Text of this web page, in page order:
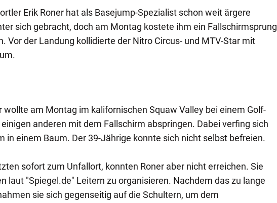
Erik Roner hat als Basejump-Spezialist schon weit ärgere
sich gebracht, doch am Montag kostete ihm ein Fallschirmsprung
Vor der Landung kollidierte der Nitro Circus- und MTV-Star mit
wollte am Montag im kalifornischen Squaw Valley bei einem Golf-
anderen mit dem Fallschirm abspringen. Dabei verfing sich
in einem Baum. Der 39-Jährige konnte sich nicht selbst befreien.
sofort zum Unfallort, konnten Roner aber nicht erreichen. Sie
laut "Spiegel.de" Leitern zu organisieren. Nachdem das zu lange
sie sich gegenseitig auf die Schultern, um dem